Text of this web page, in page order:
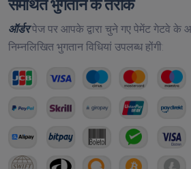
समर्थित भुगतान के तरीके
ऑर्डरपेज पर आपके द्वारा चुने गए पेमेंट गेटवे के
निम्नलिखित भुगतान विधियां उपलब्ध होंगी: